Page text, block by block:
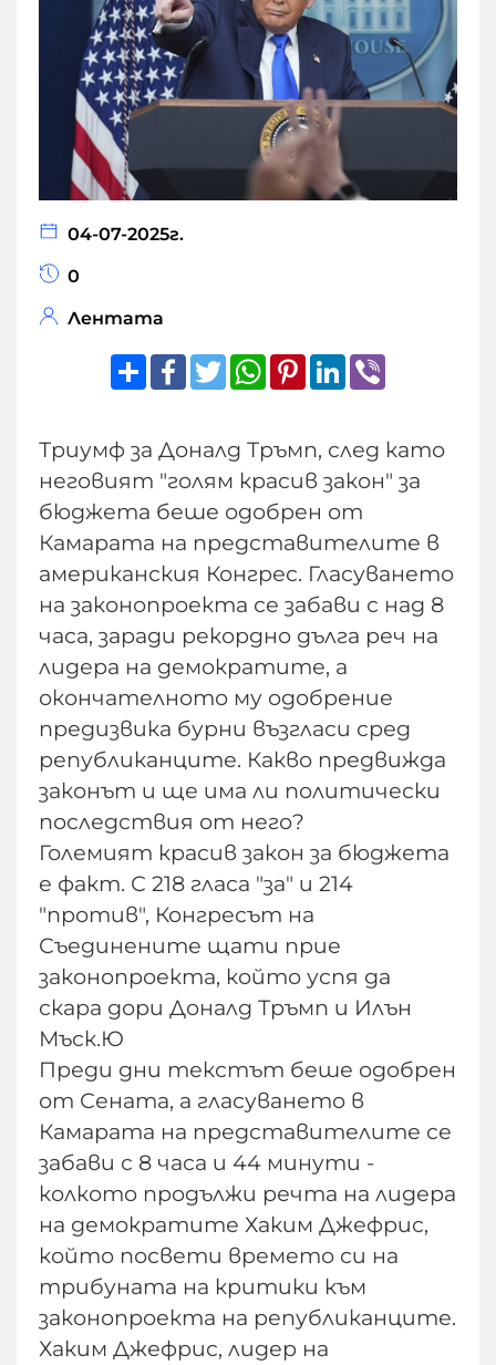
04-07-2025г.
0
Лентата
ShareFacebook
TwitterWhatsApp
Pinterest
LinkedIn
Триумф за Доналд Тръмп, след като
неговият "голям красив закон" за
бюджета беше одобрен от
Камарата на представителите в
американския Конгрес. Гласуването
на законопроекта се забави с над 8
часа, заради рекордно дълга реч на
лидера на демократите, а
окончателното му одобрение
предизвика бурни възгласи сред
републиканците. Какво предвижда
законът и ще има ли политически
последствия от него?
Големият красив закон за бюджета
е факт. С 218 гласа "за" и 214
"против", Конгресът на
Съединените щати прие
законопроекта, който успя да
скара дори Доналд Тръмп и Илън
Мъск.Ю
Преди дни текстът беше одобрен
от Сената, а гласуването в
Камарата на представителите се
забави с 8 часа и 44 минути -
колкото продължи речта на лидера
на демократите Хаким Джефрис,
който посвети времето си на
трибуната на критики към
законопроекта на републиканците.
Хаким Джефрис, лидер на